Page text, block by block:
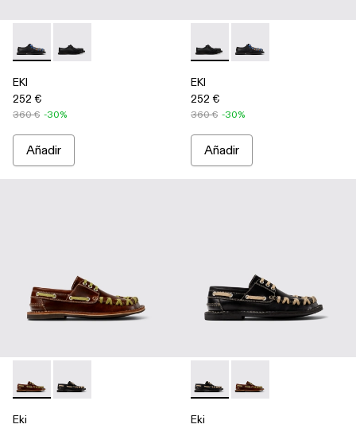
EKI - A500049-004 - Black
EKI - A500049-001 - Black
EKI
252 €
360 € -30%
Añadir
EKI - A500049-001 - Black
EKI - A500049-004 -
EKI
252 €
360 € -30%
Añadir
Eki - A500040-001 - Náuticos marrones
Eki - A500040-002 - Náuticos negros
Eki
Eki - A500040-002 -
Eki - A500040-001 -
Eki